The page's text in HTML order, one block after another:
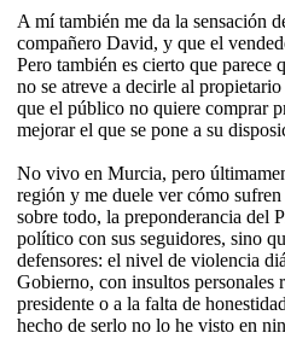
A mí también me da la sensación
compañero David, y que el
Pero también es cierto que parece
no se atreve a decirle al
que el público no quiere comprar
mejorar el que se pone a su
No vivo en Murcia, pero
región y me duele ver cómo sufren
sobre todo, la preponderancia del
político con sus seguidores, sino
defensores: el nivel de violencia
Gobierno, con insultos personales
presidente o a la falta de
hecho de serlo no lo he visto en